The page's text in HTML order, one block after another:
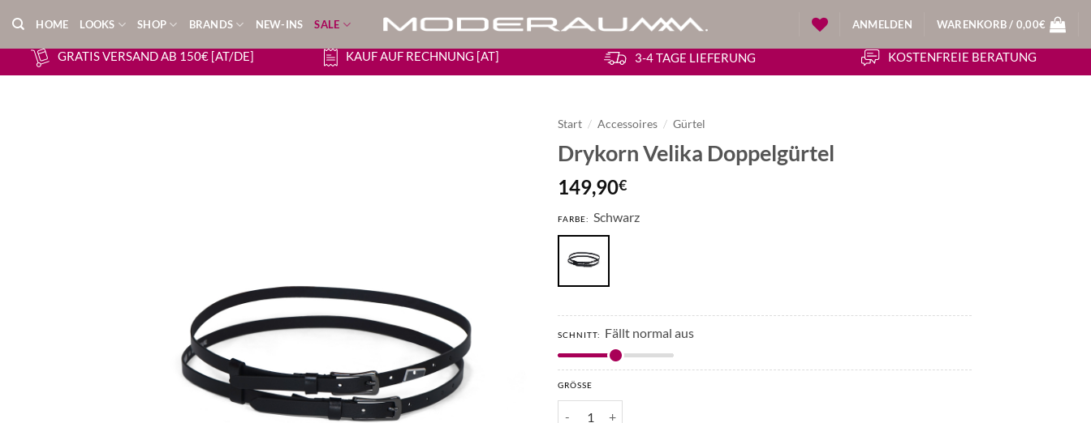
Inhalt
springen
HOME LOOKS SHOP BRANDS NEW-INS SALE ANMELDEN WARENKORB / 0,00€
GRATIS VERSAND AB 150€ [AT/DE] KAUF AUF RECHNUNG [AT] 3-4 TAGE LIEFERUNG KOSTENFREIE BERATUNG
Start / Accessoires / Gürtel
Drykorn Velika Doppelgürtel
149,90€
FARBE: Schwarz
SCHNITT: Fällt normal aus
GRÖSSE